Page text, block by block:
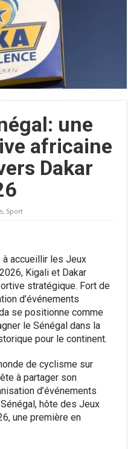
une
africaine
Dakar
, Sport
à accueillir les Jeux
Kigali et Dakar
stratégique. Fort de
d’événements
se positionne comme
le Sénégal dans la
pour le continent.
de cyclisme sur
à partager son
d’événements
hôte des Jeux
une première en